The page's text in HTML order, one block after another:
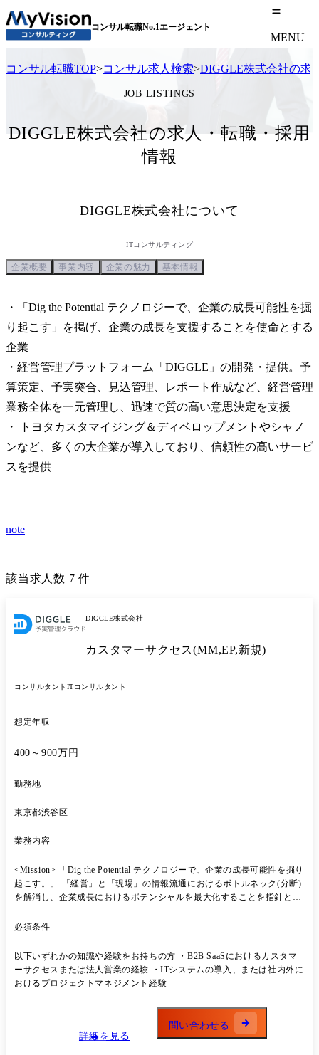
コンサル転職No.1エージェント
MENU
コンサル転職TOP>コンサル求人検索>DIGGLE株式会社の求
JOB LISTINGS
DIGGLE株式会社の求人・転職・採用
情報
DIGGLE株式会社について
ITコンサルティング
企業概要 事業内容 企業の魅力 基本情報
・「Dig the Potential テクノロジーで、企業の成長可能性を掘
り起こす」を掲げ、企業の成長を支援することを使命とする
企業
・経営管理プラットフォーム「DIGGLE」の開発・提供。予
算策定、予実突合、見込管理、レポート作成など、経営管理
業務全体を一元管理し、迅速で質の高い意思決定を支援
・ トヨタカスタマイジング＆ディベロップメントやシャノ
ンなど、多くの大企業が導入しており、信頼性の高いサービ
スを提供
note
該当求人数 7 件
DIGGLE株式会社
カスタマーサクセス(MM,EP,新規)
コンサルタント ITコンサルタント
想定年収
400～900万円
勤務地
東京都渋谷区
業務内容
<Mission> 「Dig the Potential テクノロジーで、企業の成長可能性を掘り
起こす。」 「経営」と「現場」の情報流通におけるボトルネック(分断)
を解消し、企業成長におけるポテンシャルを最大化することを指針とし
へ、経営の意思を現場へ、双方向に正しく届ける仕組みを構築します。
が迷いなく事業成長へ向かえる「新しい経営の当たり前」を社会に実装
します。 <業務内容> Diggleにおいて、企業の予実管理の課題を解決し
続けることで、組織の距離を縮め、企業の未来の質を上げることへの貢
ケット)やプロダクトのフェーズ(既存事業・新規事業)に応じ、顧客の経
営課題解決と自社の事業成長にコミットしていただきます。 単なる操作
説明ではなく、顧客のKPI達成を支援する「サクセスパートナー」とし
必須条件
以下いずれかの知識や経験をお持ちの方 ・B2B SaaSにおけるカスタマ
ーサクセスまたは法人営業の経験 ・ITシステムの導入、または社内外に
おけるプロジェクトマネジメント経験
詳細を見る
問い合わせる